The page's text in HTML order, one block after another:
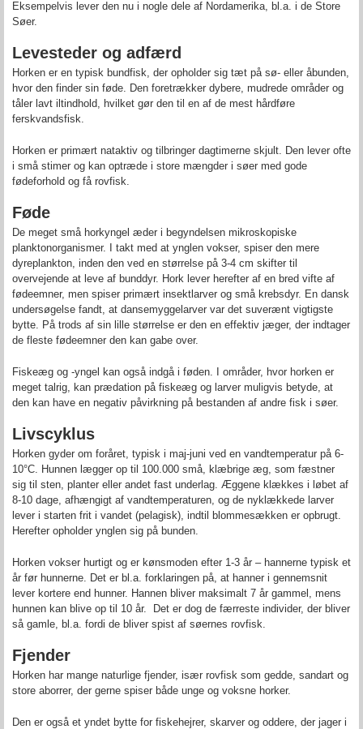
Eksempelvis lever den nu i nogle dele af Nordamerika, bl.a. i de Store
Søer.
Levesteder og adfærd
Horken er en typisk bundfisk, der opholder sig tæt på sø- eller åbunden,
hvor den finder sin føde. Den foretrækker dybere, mudrede områder og
tåler lavt iltindhold, hvilket gør den til en af de mest hårdføre
ferskvandsfisk.
Horken er primært nataktiv og tilbringer dagtimerne skjult. Den lever ofte
i små stimer og kan optræde i store mængder i søer med gode
fødeforhold og få rovfisk.
Føde
De meget små horkyngel æder i begyndelsen mikroskopiske
planktonorganismer. I takt med at ynglen vokser, spiser den mere
dyreplankton, inden den ved en størrelse på 3-4 cm skifter til
overvejende at leve af bunddyr. Hork lever herefter af en bred vifte af
fødeemner, men spiser primært insektlarver og små krebsdyr. En dansk
undersøgelse fandt, at dansemyggelarver var det suverænt vigtigste
bytte. På trods af sin lille størrelse er den en effektiv jæger, der indtager
de fleste fødeemner den kan gabe over.
Fiskeæg og -yngel kan også indgå i føden. I områder, hvor horken er
meget talrig, kan prædation på fiskeæg og larver muligvis betyde, at
den kan have en negativ påvirkning på bestanden af andre fisk i søer.
Livscyklus
Horken gyder om foråret, typisk i maj-juni ved en vandtemperatur på 6-
10°C. Hunnen lægger op til 100.000 små, klæbrige æg, som fæstner
sig til sten, planter eller andet fast underlag. Æggene klækkes i løbet af
8-10 dage, afhængigt af vandtemperaturen, og de nyklækkede larver
lever i starten frit i vandet (pelagisk), indtil blommesækken er opbrugt.
Herefter opholder ynglen sig på bunden.
Horken vokser hurtigt og er kønsmoden efter 1-3 år – hannerne typisk et
år før hunnerne. Det er bl.a. forklaringen på, at hanner i gennemsnit
lever kortere end hunner. Hannen bliver maksimalt 7 år gammel, mens
hunnen kan blive op til 10 år. Det er dog de færreste individer, der bliver
så gamle, bl.a. fordi de bliver spist af søernes rovfisk.
Fjender
Horken har mange naturlige fjender, især rovfisk som gedde, sandart og
store aborrer, der gerne spiser både unge og voksne horker.
Den er også et yndet bytte for fiskehejrer, skarver og oddere, der jager i